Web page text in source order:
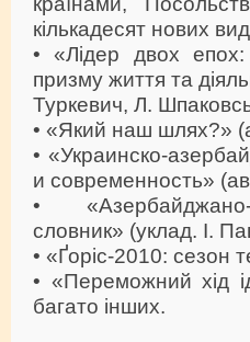
кількадесят нових
•
«Лідер двох епох:
призму життя та
Туркевич, Л.
• «Який наш шлях?»
• «Украинско-
и современность»
•
словник» (уклад. І.
• «Ґоріс-2010: сезон
• «Переможний хід
багато інших.